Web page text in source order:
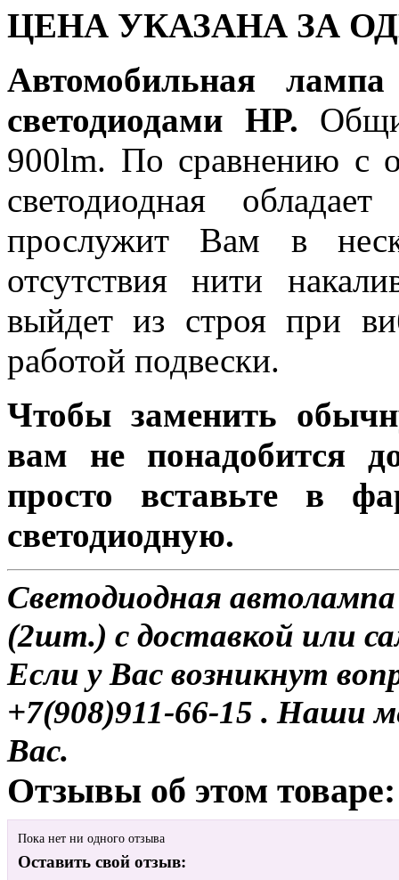
ЦЕНА УКАЗАНА ЗА
Автомобильная
светодиодами HP.
900lm. По сравнению с
светодиодная
прослужит Вам в
отсутствия нити
выйдет из строя при
работой подвески.
Чтобы заменить
вам не понадобится
просто вставьте в
светодиодную.
Светодиодная
(2шт.) с доставкой или
Если у Вас возникнут
+7(908)911-66-15 . Наши
Вас.
Отзывы об этом товаре:
Пока нет ни одного отзыва
Оставить свой отзыв: